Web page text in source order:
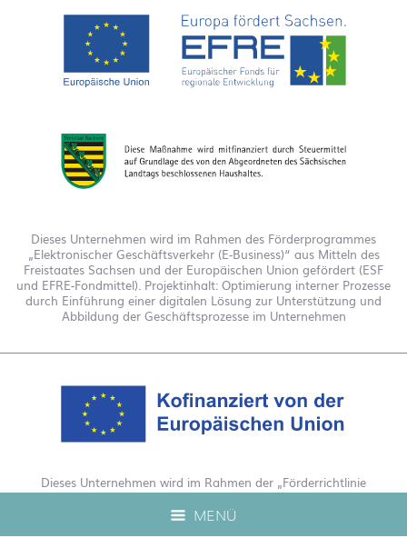
MENÜ
Dieses Unternehmen wird im Rahmen des Förderprogrammes
„Elektronischer Geschäftsverkehr (E-Business)“ aus Mitteln des
Freistaates Sachsen und der Europäischen Union gefördert (ESF
und EFRE-Fondmittel). Projektinhalt: Optimierung interner Prozesse
durch Einführung einer digitalen Lösung zur Unterstützung und
Abbildung der Geschäftsprozesse im Unternehmen
Dieses Unternehmen wird im Rahmen der „Förderrichtlinie
Digitalisierung Zuschuss EFRE 2021 bis 2027“ gefördert. Hierdurch
wurde eine Live-Produktberatung auf unserem Webshop